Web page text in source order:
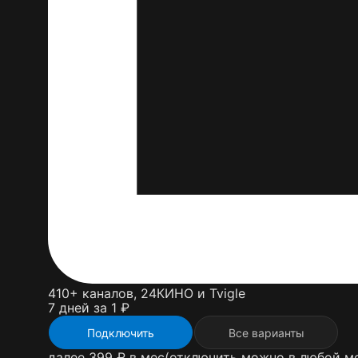
410+ каналов, 24КИНО и Tvigle
7 дней за 1 ₽
Подключить Все варианты